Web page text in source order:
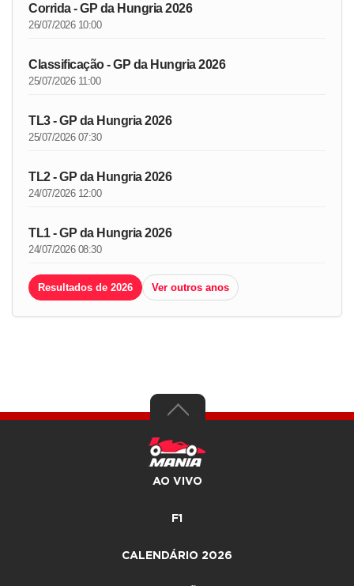
Corrida - GP da Hungria 2026
26/07/2026 10:00
Classificação - GP da Hungria 2026
25/07/2026 11:00
TL3 - GP da Hungria 2026
25/07/2026 07:30
TL2 - GP da Hungria 2026
24/07/2026 12:00
TL1 - GP da Hungria 2026
24/07/2026 08:30
Resultados de 2026 Ver outros anos
AO VIVO
F1
CALENDÁRIO 2026